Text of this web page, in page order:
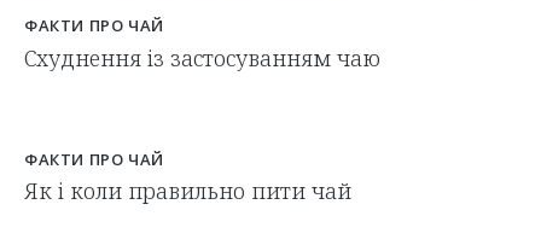
ФАКТИ ПРО ЧАЙ
Схуднення із застосуванням чаю
ФАКТИ ПРО ЧАЙ
Як і коли правильно пити чай